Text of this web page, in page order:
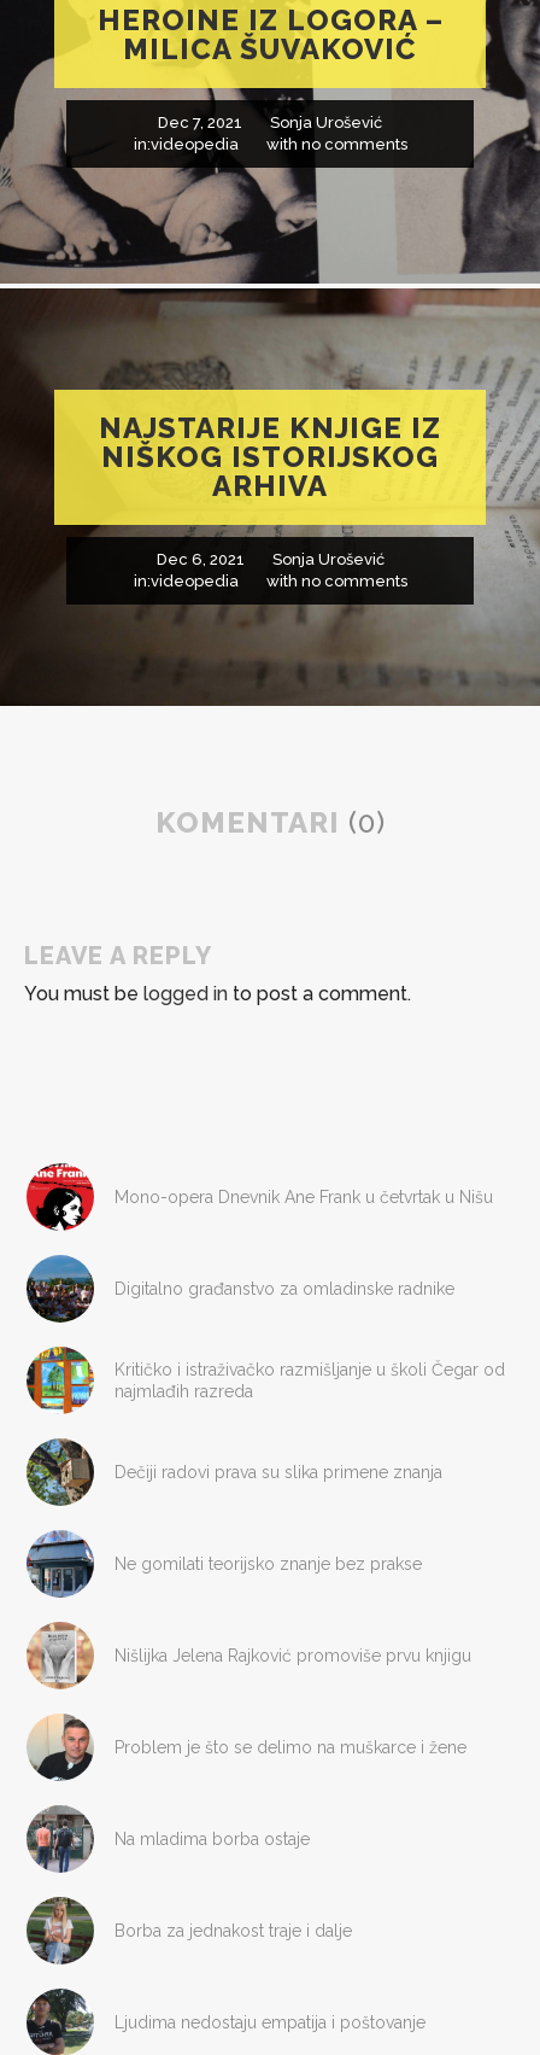
HEROINE IZ LOGORA –
MILICA ŠUVAKOVIĆ
Dec 7, 2021
Sonja Urošević
in:videopedia with no comments
NAJSTARIJE KNJIGE IZ
NIŠKOG ISTORIJSKOG
ARHIVA
Dec 6, 2021
Sonja Urošević
in:videopedia with no comments
KOMENTARI (0)
LEAVE A REPLY
You must be logged in to post a comment.
Mono-opera Dnevnik Ane Frank u četvrtak u Nišu
Digitalno građanstvo za omladinske radnike
Kritičko i istraživačko razmišljanje u školi Čegar od
najmlađih razreda
Dečiji radovi prava su slika primene znanja
Ne gomilati teorijsko znanje bez prakse
Nišlijka Jelena Rajković promoviše prvu knjigu
Problem je što se delimo na muškarce i žene
Na mladima borba ostaje
Borba za jednakost traje i dalje
Ljudima nedostaju empatija i poštovanje